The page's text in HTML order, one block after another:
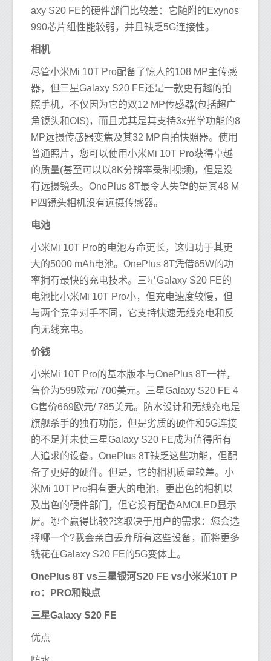
axy S20 FE的硬件部门比较差：它随附的Exynos
990芯片组性能较弱，并且缺乏5G连接性。
相机
尽管小米Mi 10T Pro配备了惊人的108 MP主传感
器，但三星Galaxy S20 FE还是一款更有趣的拍
照手机，不仅因为它的双12 MP传感器(包括超广
角镜头和OIS)，而且尤其是其支持3x光学功能的8
MP远摄传感器变焦及其32 MP自拍快照器。使用
普通照片，您可以使用小米Mi 10T Pro获得卓越
的质量(甚至可以以8K分辨率录制视频)，但是没
有远摄镜头。OnePlus 8T最令人失望的是其48 M
P四镜头相机没有远摄传感器。
电池
小米Mi 10T Pro的电池寿命更长，这归功于其更
大的5000 mAh电池。OnePlus 8T凭借65W的功
率拥有最快的充电技术。三星Galaxy S20 FE的
电池比小米Mi 10T Pro小，但充电速度较慢，但​​
与两个竞争对手不同，它支持快速无线充电和反
向无线充电。
价钱
小米Mi 10T Pro的基本版本与OnePlus 8T一样，
售价为599欧元/ 700美元。三星Galaxy S20 FE 4
G售价669欧元/ 785美元。防水设计和无线充电是
旗舰杀手的独有功能，但是劣质的硬件和5G连接
的不足并未使三星Galaxy S20 FE成为值得所有
人追求的设备。OnePlus 8T缺乏这些功能，但配
备了更好的硬件。但是，它的相机质量较差。小
米Mi 10T Pro拥有更大的电池，更出色的相机以
及出色的硬件部门，但它没有配备AMOLED显示
屏。哪个赢得比较?这取决于用户的需求：您会选
择哪一个?我会亲自丢弃所有这些设备，而将更多
钱花在Galaxy S20 FE的5G变体上。
OnePlus 8T vs三星银河S20 FE vs小米米10T P
ro：PRO和缺点
三星Galaxy S20 FE
优点